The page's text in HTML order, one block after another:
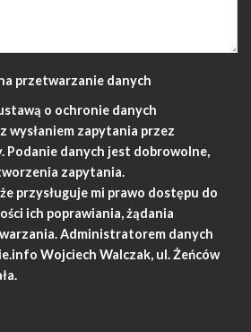
przetwarzanie danych
o ochronie danych
wysłaniem zapytania przez
danych jest dobrowolne,
zapytania.
przysługuje mi prawo dostępu do
ich poprawiania, żądania
Administratorem danych
Wojciech Walczak, ul. Żeńców